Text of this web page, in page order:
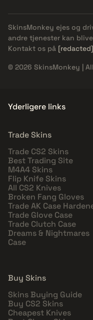
SkinsMonkey ejes og
andre tjenester kan
Kontakt os på [redacted]
© 2026 SkinsMonkey |
Yderligere links
Trade Skins
Trade CS2 Skins
Best Trading Site
M4A4 Skins
Flip Knife Skins
All CS2 Knives
Broken Fang Gloves
Trade AK Case
Trade Glove Case
Trade Clutch Case
Dreams & Nightmares
Case
Buy Skins
Skins Buying Guide
Buy CS2 Skins
Cheapest Knives